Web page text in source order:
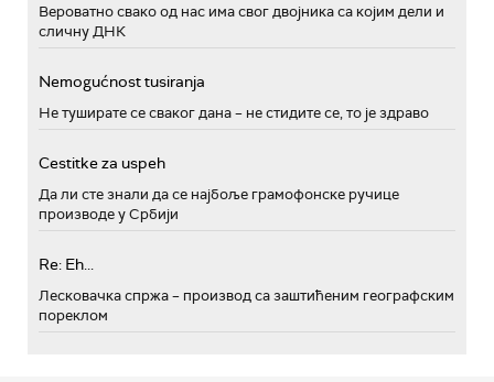
Вероватно свако од нас има свог двојника са којим дели и
сличну ДНК
Nemogućnost tusiranja
Не туширате се сваког дана – не стидите се, то је здраво
Cestitke za uspeh
Да ли сте знали да се најбоље грамофонске ручице
производе у Србији
Re: Eh...
Лесковачка спржа – производ са заштићеним географским
пореклом